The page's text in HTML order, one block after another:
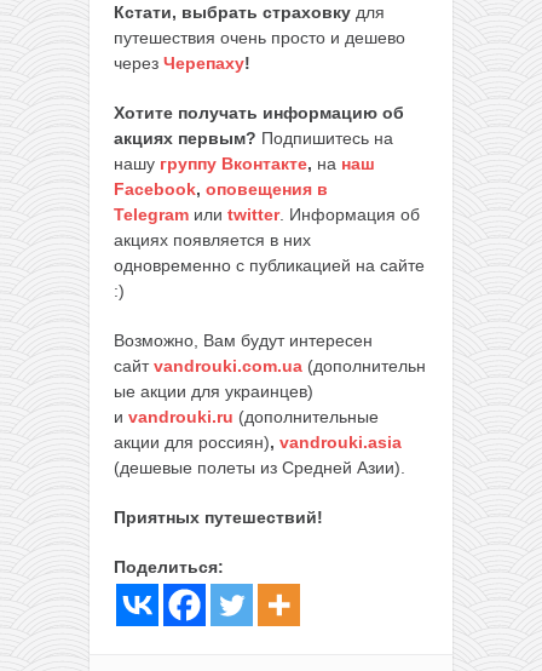
Кстати, выбрать страховку для
путешествия очень просто и дешево
через Черепаху!
Хотите получать информацию об
акциях первым? Подпишитесь на
нашу группу Вконтакте, на наш
Facebook, оповещения в
Telegram или twitter. Информация об
акциях появляется в них
одновременно с публикацией на сайте
:)
Возможно, Вам будут интересен
сайтvandrouki.com.ua (дополнительн
ые акции для украинцев)
и vandrouki.ru (дополнительные
акции для россиян), vandrouki.asia
(дешевые полеты из Средней Азии).
Приятных путешествий!
Поделиться: